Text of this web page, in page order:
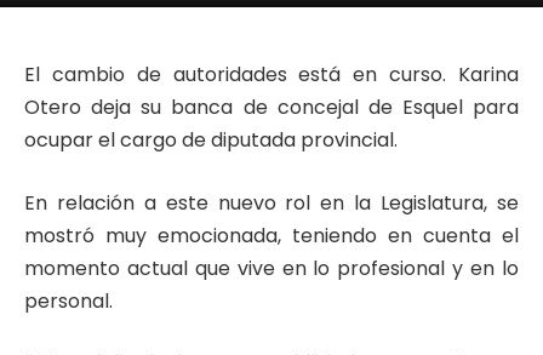
El cambio de autoridades está en curso. Karina
Otero deja su banca de concejal de Esquel para
ocupar el cargo de diputada provincial.
En relación a este nuevo rol en la Legislatura, se
mostró muy emocionada, teniendo en cuenta el
momento actual que vive en lo profesional y en lo
personal.